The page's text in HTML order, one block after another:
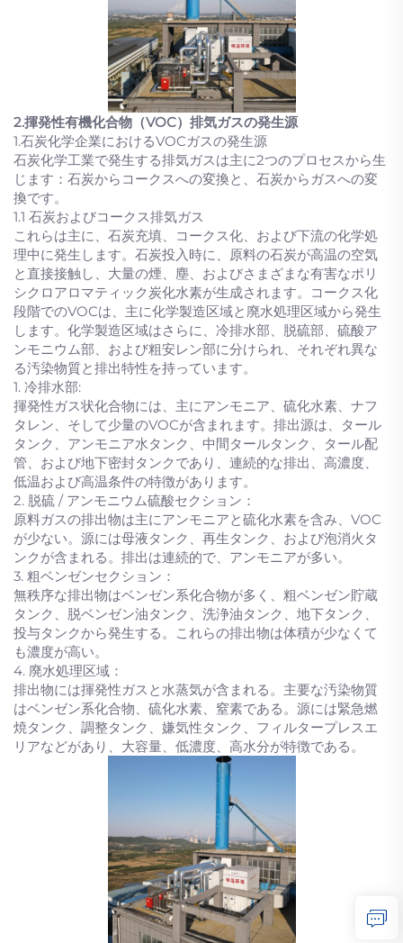
2.揮発性有機化合物（VOC）排気ガスの発生源
1.石炭化学企業におけるVOCガスの発生源
石炭化学工業で発生する排気ガスは主に2つのプロセスから生
じます：石炭からコークスへの変換と、石炭からガスへの変
換です。
1.1 石炭およびコークス排気ガス
これらは主に、石炭充填、コークス化、および下流の化学処
理中に発生します。石炭投入時に、原料の石炭が高温の空気
と直接接触し、大量の煙、塵、およびさまざまな有害なポリ
シクロアロマティック炭化水素が生成されます。コークス化
段階でのVOCは、主に化学製造区域と廃水処理区域から発生
します。化学製造区域はさらに、冷排水部、脱硫部、硫酸ア
ンモニウム部、および粗安レン部に分けられ、それぞれ異な
る汚染物質と排出特性を持っています。
1. 冷排水部:
揮発性ガス状化合物には、主にアンモニア、硫化水素、ナフ
タレン、そして少量のVOCが含まれます。排出源は、タール
タンク、アンモニア水タンク、中間タールタンク、タール配
管、および地下密封タンクであり、連続的な排出、高濃度、
低温および高温条件の特徴があります。
2. 脱硫 / アンモニウム硫酸セクション：
原料ガスの排出物は主にアンモニアと硫化水素を含み、VOC
が少ない。源には母液タンク、再生タンク、および泡消火タ
ンクが含まれる。排出は連続的で、アンモニアが多い。
3. 粗ベンゼンセクション：
無秩序な排出物はベンゼン系化合物が多く、粗ベンゼン貯蔵
タンク、脱ベンゼン油タンク、洗浄油タンク、地下タンク、
投与タンクから発生する。これらの排出物は体積が少なくて
も濃度が高い。
4. 廃水処理区域：
排出物には揮発性ガスと水蒸気が含まれる。主要な汚染物質
はベンゼン系化合物、硫化水素、窒素である。源には緊急燃
焼タンク、調整タンク、嫌気性タンク、フィルタープレスエ
リアなどがあり、大容量、低濃度、高水分が特徴である。